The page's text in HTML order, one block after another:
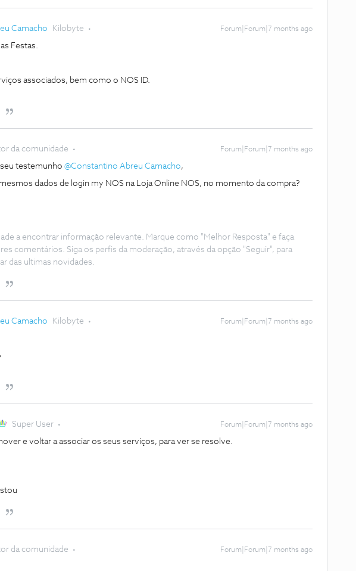
Camacho Kilobyte Forum|Forum|7 months ago
Festas.
associados, bem como o NOS ID.
da comunidade Forum|Forum|7 months ago
testemunho @Constantino Abreu Camacho,
dados de login my NOS na Loja Online NOS, no momento da compra?
a encontrar informação relevante. Marque como "Melhor Resposta" e faça
comentários. Siga os perfis da moderação, através da opção "Seguir", para
das ultimas novidades.
Camacho Kilobyte Forum|Forum|7 months ago
Super User Forum|Forum|7 months ago
e voltar a associar os seus serviços, para ver se resolve.
da comunidade Forum|Forum|7 months ago